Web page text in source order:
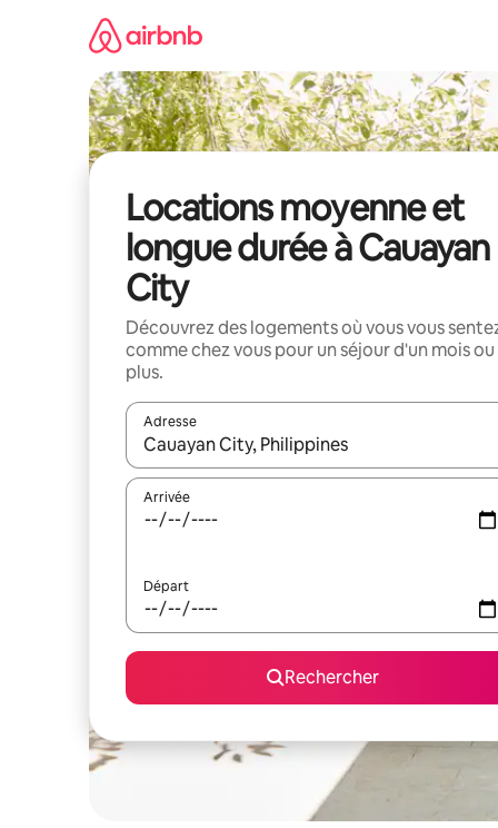
Locations moyenne et
longue durée à Cauayan
City
Découvrez des logements où vous vous
comme chez vous pour un séjour d'un mois ou
plus.
Adresse
Lorsque les résultats s'affichent, utilisez les
Arrivée
Départ
Rechercher